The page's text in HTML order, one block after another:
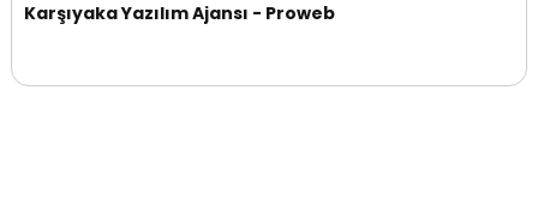
Karşıyaka Yazılım Ajansı - Proweb